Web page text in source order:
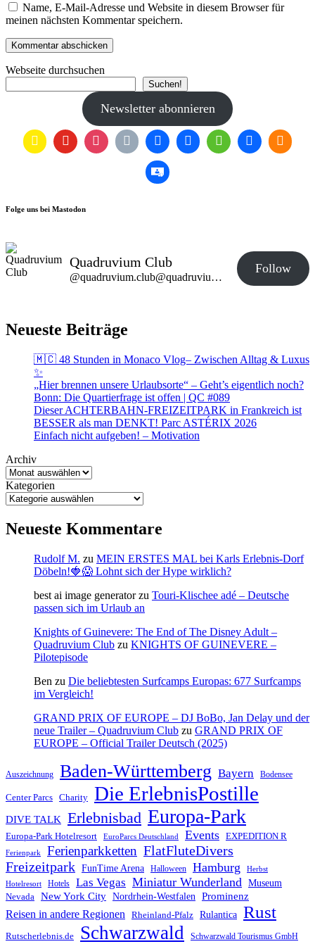
Name, E-Mail-Adresse und Website in diesem Browser für
meinen nächsten Kommentar speichern.
Webseite durchsuchen
Suchen!
Newsletter abonnieren
Folge uns bei Mastodon
Quadruvium Club
@quadruvium.club@quadruvium.club
Follow
Neueste Beiträge
🇲🇨 48 Stunden in Monaco Vlog– Zwischen Alltag & Luxus
✨
„Hier brennen unsere Urlaubsorte“ – Geht’s eigentlich noch?
Bonn: Die Quartierfrage ist offen | QC #089
Dieser ACHTERBAHN-FREIZEITPARK in Frankreich ist
BESSER als man DENKT! Parc ASTÉRIX 2026
Einfach nicht aufgeben! – Motivation
Archiv
Kategorien
Neueste Kommentare
Rudolf M. zu MEIN ERSTES MAL bei Karls Erlebnis-Dorf
Döbeln!🍓😱 Lohnt sich der Hype wirklich?
best ai image generatorzu Touri-Klischee adé – Deutsche
passen sich im Urlaub an
Knights of Guinevere: The End of The Disney Adult –
Quadruvium Club zu KNIGHTS OF GUINEVERE –
Pilotepisode
Ben zu Die beliebtesten Surfcamps Europas: 677 Surfcamps
im Vergleich!
GRAND PRIX OF EUROPE – DJ BoBo, Jan Delay und der
neue Trailer – Quadruvium Club zu GRAND PRIX OF
EUROPE – Official Trailer Deutsch (2025)
Auszeichnung Baden-Württemberg Bayern Bodensee
Center Parcs Charity Die ErlebnisPostille
DIVE TALK Erlebnisbad Europa-Park
Europa-Park Hotelresort EuroParcs Deutschland Events EXPEDITION R
Ferienpark Ferienparkketten FlatFluteDivers
Freizeitpark FunTime Arena Halloween Hamburg Herbst
Hotelresort Hotels Las Vegas Miniatur Wunderland Museum
Nevada New York City Nordrhein-Westfalen
Prominenz
Reisen in andere Regionen
Rheinland-Pfalz Rulantica Rust
Rutscherlebnis.de Schwarzwald Schwarzwald Tourismus GmbH